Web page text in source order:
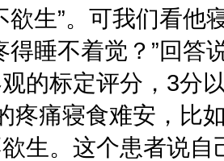
欲生”。可我们看
得睡不着觉？”回答
的标定评分，3分
疼痛寝食难安，比
生。这个患者说